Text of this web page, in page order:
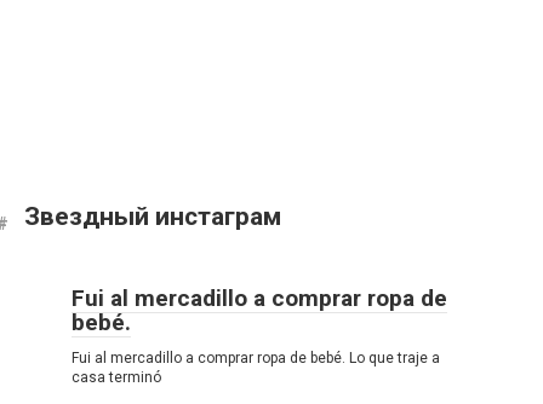
Звездный инстаграм
Fui al mercadillo a comprar ropa de
bebé.
Fui al mercadillo a comprar ropa de bebé. Lo que traje a
casa terminó